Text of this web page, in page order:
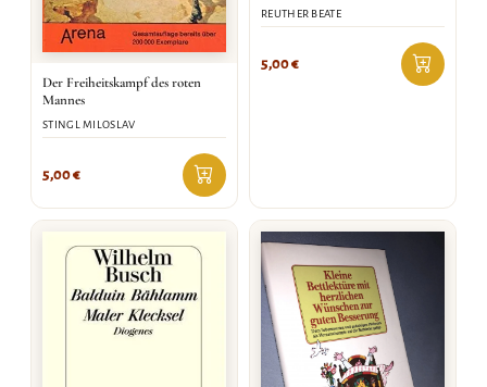
Der Freiheitskampf des roten
Mannes
STINGL MILOSLAV
5,00€
REUTHER BEATE
5,00€